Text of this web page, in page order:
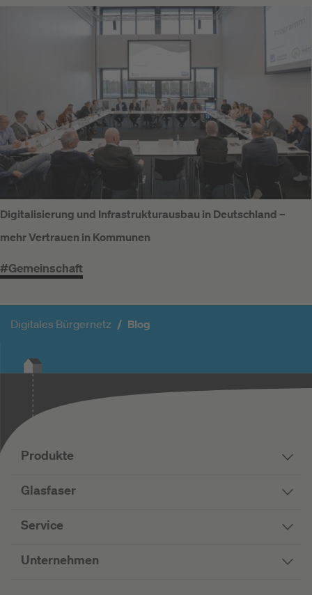
Digitalisierung und Infrastrukturausbau in Deutschland –
mehr Vertrauen in Kommunen
#Gemeinschaft
Digitales Bürgernetz Blog
Produkte
Glasfaser
Service
Unternehmen